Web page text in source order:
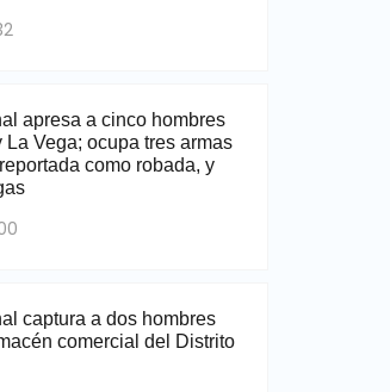
apresa a cinco hombres
La Vega; ocupa tres armas
como robada, y
captura a dos hombres
comercial del Distrito